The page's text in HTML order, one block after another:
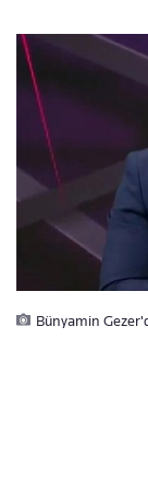
Bünyamin